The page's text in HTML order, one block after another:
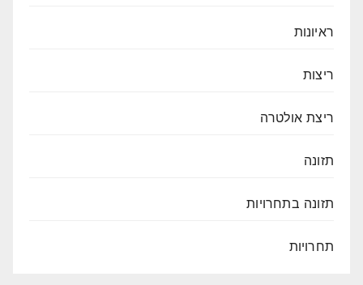
ראיונות
ריצות
ריצת אולטרה
תזונה
תזונה בתחרויות
תחרויות